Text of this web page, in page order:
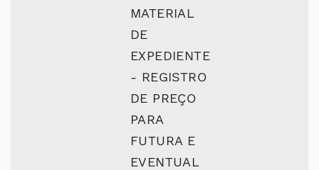
MATERIAL
DE
EXPEDIENTE
- REGISTRO
DE PREÇO
PARA
FUTURA E
EVENTUAL